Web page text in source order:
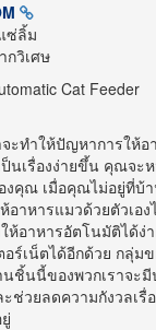
ซ่ลิ้ม
วิเศษ
Cat Feeder
ะทำให้ปัญหาการให้อ
นเรื่องง่ายขึ้น คุณจะ
งคุณ เมื่อคุณไม่อยู่ที่บ้
อาหารแมวด้วยตัวเอ
ห้อาหารอัตโนมัติได้ง่
ร์เน็ตได้อีกด้วย กลุ่มข
นชิ้นนี้ของพวกเราจะ
ช่วยลดความกังวลเรื่